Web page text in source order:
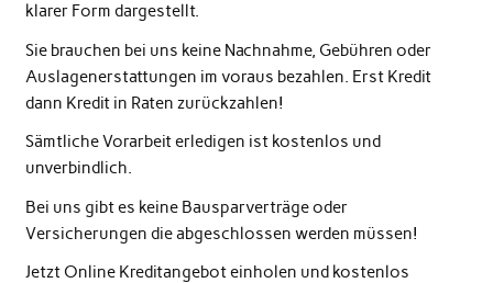
klarer Form dargestellt.
Sie brauchen bei uns keine Nachnahme, Gebühren oder
Auslagenerstattungen im voraus bezahlen. Erst Kredit
dann Kredit in Raten zurückzahlen!
Sämtliche Vorarbeit erledigen ist kostenlos und
unverbindlich.
Bei uns gibt es keine Bausparverträge oder
Versicherungen die abgeschlossen werden müssen!
Jetzt Online Kreditangebot einholen und kostenlos